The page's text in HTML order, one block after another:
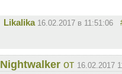
Likalika 16.02.2017 в 11:51:06
Nightwalker от 16.02.2017